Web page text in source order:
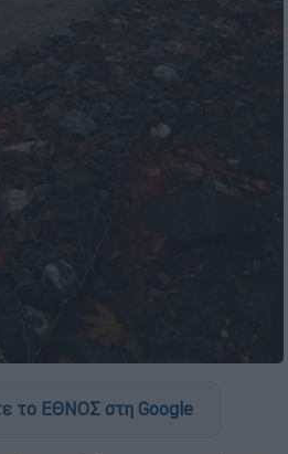
το ΕΘΝΟΣ στη Google